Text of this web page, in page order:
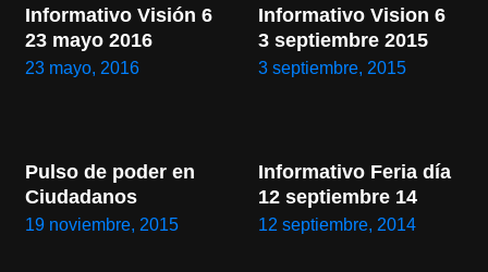
Informativo Visión 6
23 mayo 2016
23 mayo, 2016
Informativo Vision 6
3 septiembre 2015
3 septiembre, 2015
Pulso de poder en
Ciudadanos
19 noviembre, 2015
Informativo Feria día
12 septiembre 14
12 septiembre, 2014